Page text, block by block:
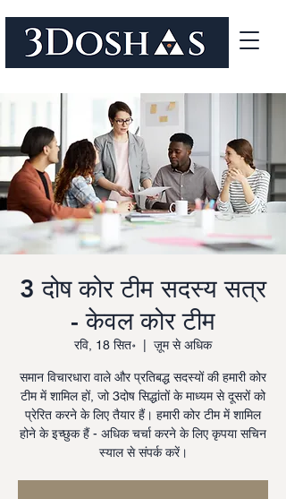
3 दोष कोर टीम सदस्य सत्र
- केवल कोर टीम
रवि, 18 सित॰ ज़ूम से अधिक
समान विचारधारा वाले और प्रतिबद्ध सदस्यों की हमारी कोर
टीम में शामिल हों, जो 3दोष सिद्धांतों के माध्यम से दूसरों को
प्रेरित करने के लिए तैयार हैं। हमारी कोर टीम में शामिल
होने के इच्छुक हैं - अधिक चर्चा करने के लिए कृपया सचिन
स्याल से संपर्क करें।